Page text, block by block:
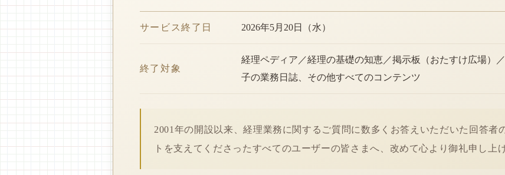
サービス終了日 2026年5月20日（水）
終了対象
経理ペディア／経理の基礎の知恵／掲示板（おたすけ広場）
子の業務日誌、その他すべてのコンテンツ
2001年の開設以来、経理業務に関するご質問に数多くお答えいただいた回答者
トを支えてくださったすべてのユーザーの皆さまへ、改めて心より御礼申し上